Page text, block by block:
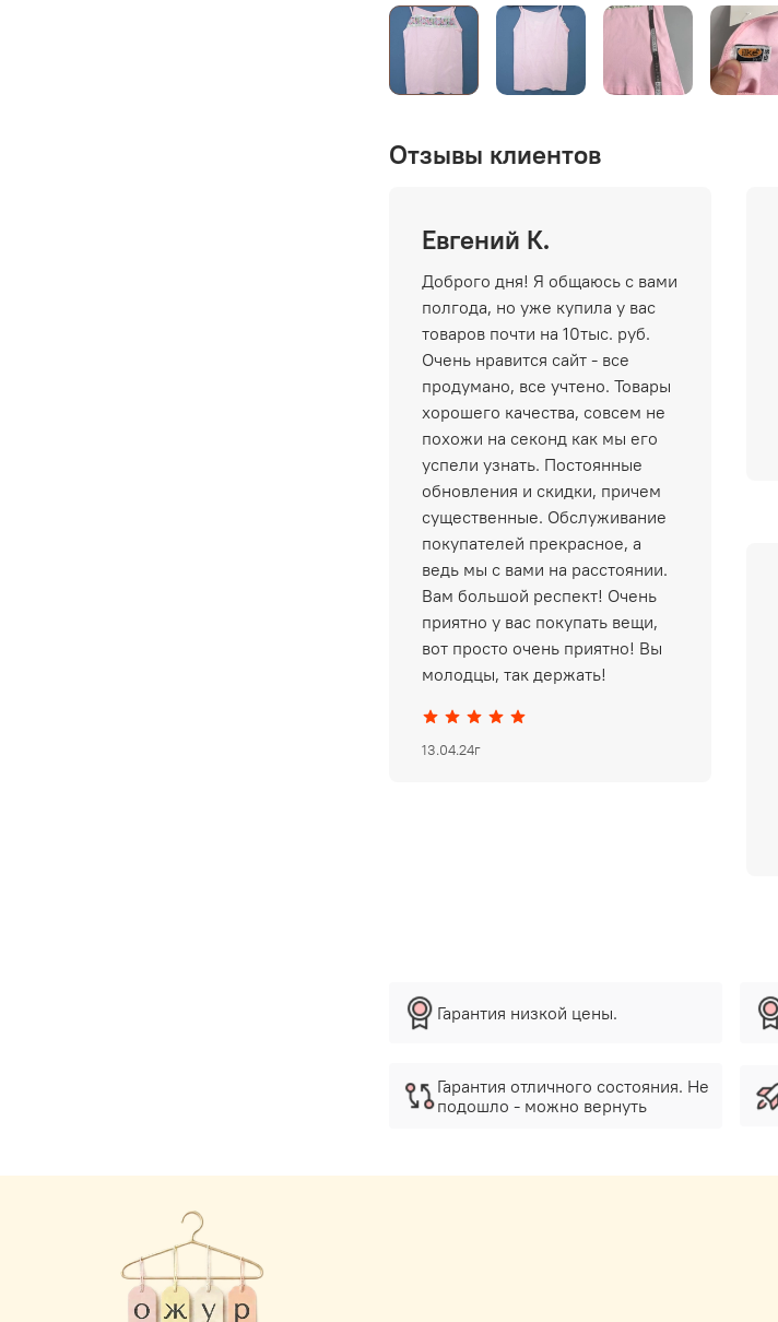
Отзывы клиентов
Евгений К.
Доброго дня! Я общаюсь с вами
полгода, но уже купила у вас
товаров почти на 10тыс. руб.
Очень нравится сайт - все
продумано, все учтено. Товары
хорошего качества, совсем не
похожи на секонд как мы его
успели узнать. Постоянные
обновления и скидки, причем
существенные. Обслуживание
покупателей прекрасное, а
ведь мы с вами на расстоянии.
Вам большой респект! Очень
приятно у вас покупать вещи,
вот просто очень приятно! Вы
молодцы, так держать!
13.04.24г
Гарантия низкой цены.
Гарантия отличного состояния. Не
подошло - можно вернуть